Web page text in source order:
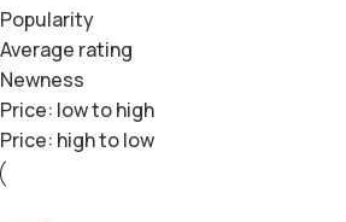
Popularity
Average rating
Newness
Price: low to high
Price: high to low